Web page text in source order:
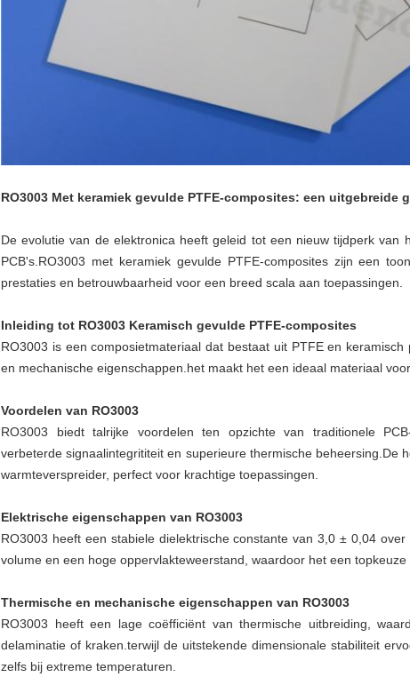
RO3003 Met keramiek gevulde PTFE-composites: een uitgebreide
De evolutie van de elektronica heeft geleid tot een nieuw tijdperk
PCB's.RO3003 met keramiek gevulde PTFE-composites zijn een
prestaties en betrouwbaarheid voor een breed scala aan toepassingen.
Inleiding tot RO3003 Keramisch gevulde PTFE-composites
RO3003 is een composietmateriaal dat bestaat uit PTFE en
en mechanische eigenschappen.het maakt het een ideaal materiaal
Voordelen van RO3003
RO3003 biedt talrijke voordelen ten opzichte van traditionele
verbeterde signaalintegrititeit en superieure thermische beheersing.De
warmteverspreider, perfect voor krachtige toepassingen.
Elektrische eigenschappen van RO3003
RO3003 heeft een stabiele dielektrische constante van 3,0 ± 0,04
volume en een hoge oppervlakteweerstand, waardoor het een
Thermische en mechanische eigenschappen van RO3003
RO3003 heeft een lage coëfficiënt van thermische uitbreiding,
delaminatie of kraken.terwijl de uitstekende dimensionale stabiliteit
zelfs bij extreme temperaturen.